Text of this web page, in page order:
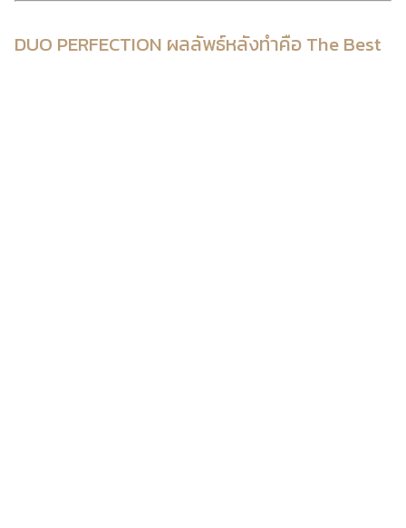
DUO PERFECTION ผลลัพธ์หลังทำคือ The Best